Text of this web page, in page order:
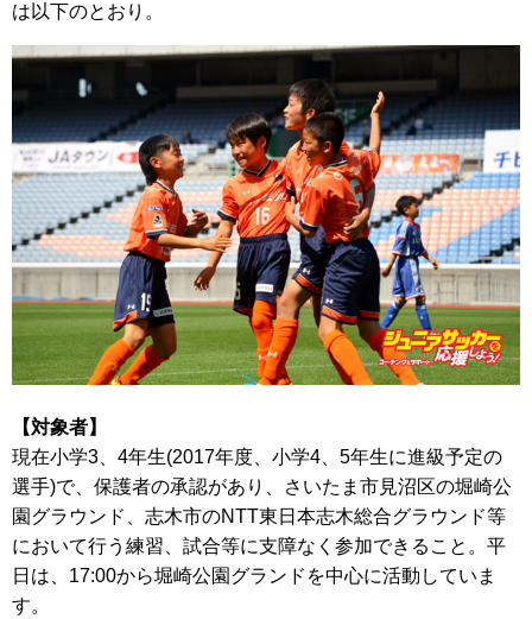
は以下のとおり。
【対象者】
現在小学3、4年生(2017年度、小学4、5年生に進級予定の
選手)で、保護者の承認があり、さいたま市見沼区の堀崎公
園グラウンド、志木市のNTT東日本志木総合グラウンド等
において行う練習、試合等に支障なく参加できること。平
日は、17:00から堀崎公園グランドを中心に活動していま
す。